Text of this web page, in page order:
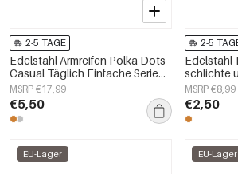
2-5 TAGE
Edelstahl Armreifen Polka Dots
Casual Täglich Einfache Serie
frauen schmuck
MSRP €17,99
€5,50
2-5
Edelstahl-
schlichte
MSRP €8,99
€2,50
EU-Lager EU-Lager